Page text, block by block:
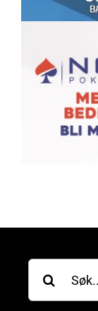
etter: